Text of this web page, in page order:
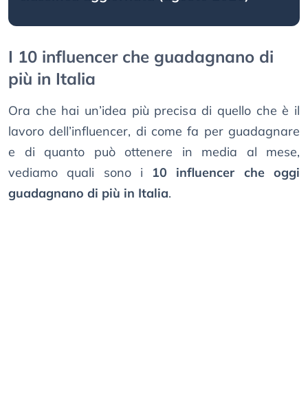
I 10 influencer che guadagnano di
più in Italia
Ora che hai un’idea più precisa di quello che è il
lavoro dell’influencer, di come fa per guadagnare
e di quanto può ottenere in media al mese,
vediamo quali sono i 10 influencer che oggi
guadagnano di più in Italia.